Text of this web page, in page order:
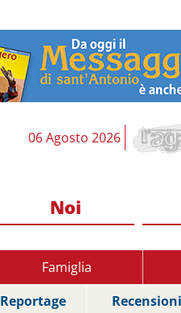
06 Agosto 2026
Noi
Famiglia
Reportage Recensioni